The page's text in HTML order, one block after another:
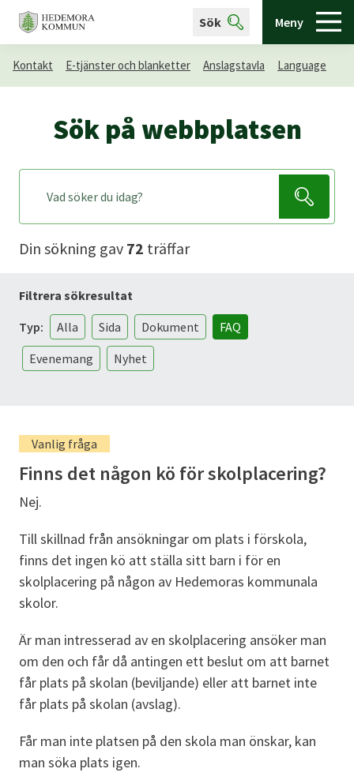
Sök Meny
Kontakt E-tjänster och blanketter Anslagstavla Language
Sök på webbplatsen
Din sökning gav 72 träffar
Filtrera sökresultat
Typ:
Alla Sida Dokument
FAQ
Evenemang
Nyhet
Vanlig fråga
Finns det någon kö för skolplacering?
Nej.
Till skillnad från ansökningar om plats i förskola,
finns det ingen kö att ställa sitt barn i för en
skolplacering på någon av Hedemoras kommunala
skolor.
Är man intresserad av en skolplacering ansöker man
om den och får då antingen ett beslut om att barnet
får plats på skolan (beviljande) eller att barnet inte
får plats på skolan (avslag).
Får man inte platsen på den skola man önskar, kan
man söka plats igen.